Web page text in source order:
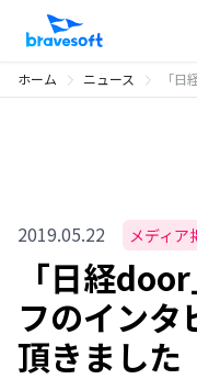
ホーム ニュース 「日
2019.05.22 メディア
「日経
フのインタ
頂きました